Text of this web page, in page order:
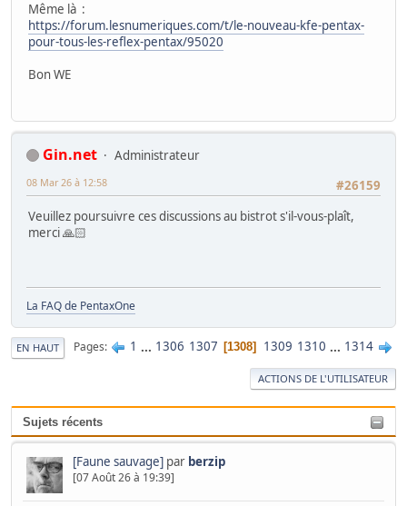
Même là :
https://forum.lesnumeriques.com/t/le-nouveau-kfe-pentax-
pour-tous-les-reflex-pentax/95020
Bon WE
Gin.net
Administrateur
#26159
08 Mar 26 à 12:58
Veuillez poursuivre ces discussions au bistrot s'il-vous-plaît,
merci 🙏🏻
La FAQ de PentaxOne
EN HAUT Pages 1 ... 1306 1307 1308 1309 1310 ... 1314
ACTIONS DE L'UTILISATEUR
Sujets récents
[Faune sauvage] par berzip
[07 Août 26 à 19:39]